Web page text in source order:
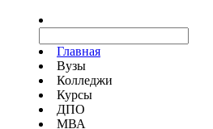
Главная
Вузы
Колледжи
Курсы
ДПО
МВА